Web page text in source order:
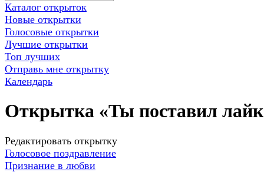
Каталог открыток
Новые открытки
Голосовые открытки
Лучшие открытки
Топ лучших
Отправь мне открытку
Календарь
Открытка «Ты поставил
Редактировать открытку
Голосовое поздравление
Признание в любви